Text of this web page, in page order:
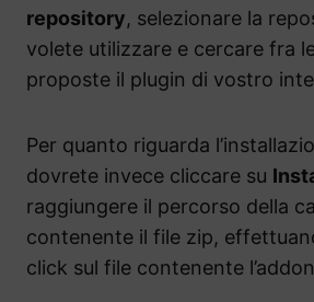
repository, selezionare la
volete utilizzare e cercare fra
proposte il plugin di vostro
Per quanto riguarda
dovrete invece cliccare su
raggiungere il percorso della
contenente il file zip,
click sul file contenente